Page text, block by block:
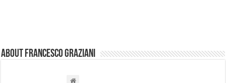
About Francesco Graziani